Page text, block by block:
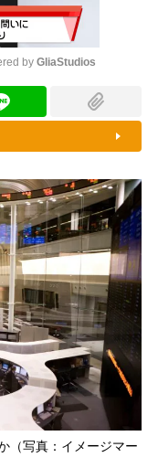
by GliaStudios
（写真：イメージマー